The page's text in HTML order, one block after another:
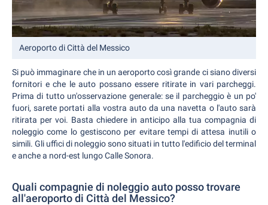
Aeroporto di Città del Messico
Si può immaginare che in un aeroporto così grande ci siano diversi
fornitori e che le auto possano essere ritirate in vari parcheggi.
Prima di tutto un'osservazione generale: se il parcheggio è un po'
fuori, sarete portati alla vostra auto da una navetta o l'auto sarà
ritirata per voi. Basta chiedere in anticipo alla tua compagnia di
noleggio come lo gestiscono per evitare tempi di attesa inutili o
simili. Gli uffici di noleggio sono situati in tutto l'edificio del terminal
e anche a nord-est lungo Calle Sonora.
Quali compagnie di noleggio auto posso trovare
all'aeroporto di Città del Messico?